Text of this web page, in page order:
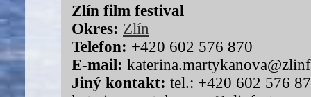
Zlín film festival
Okres: Zlín
Telefon: +420 602 576 870
E-mail:
Jiný kontakt: tel.: +420 602 576